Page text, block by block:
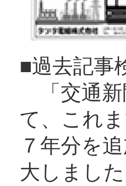
■過去記
「交通
て、これ
７年分を
大し